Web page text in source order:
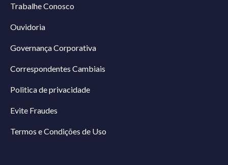
Trabalhe Conosco
Ouvidoria
Governança Corporativa
Correspondentes Cambiais
Politica de privacidade
Evite Fraudes
Termos e Condições de Uso